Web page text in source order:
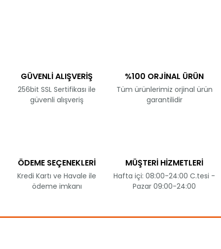
GÜVENLİ ALIŞVERİŞ
256bit SSL Sertifikası ile
güvenli alışveriş
%100 ORJİNAL ÜRÜN
Tüm ürünlerimiz orjinal ürün
garantilidir
ÖDEME SEÇENEKLERİ
Kredi Kartı ve Havale ile
ödeme imkanı
MÜŞTERİ HİZMETLERİ
Hafta içi: 08:00-24:00 C.tesi -
Pazar 09:00-24:00